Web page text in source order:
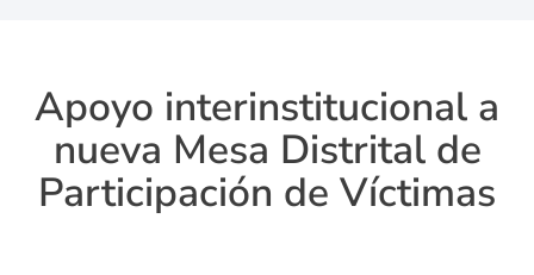
Apoyo interinstitucional a
nueva Mesa Distrital de
Participación de Víctimas